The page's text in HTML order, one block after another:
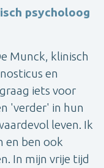
psycholoog
Munck, klinisch
en
iets voor
'verder' in hun
leven. Ik
en ben ook
In mijn vrije tijd